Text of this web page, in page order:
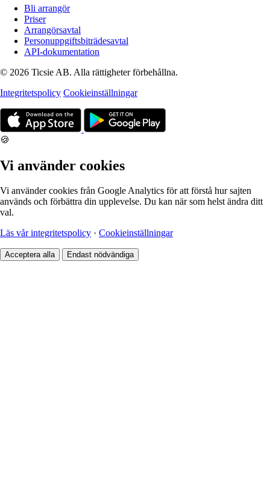
Bli arrangör
Priser
Arrangörsavtal
Personuppgiftsbiträdesavtal
API-dokumentation
© 2026 Ticsie AB. Alla rättigheter förbehållna.
Integritetspolicy Cookieinställningar
🍪
Vi använder cookies
Vi använder cookies från Google Analytics för att förstå hur sajten
används och förbättra din upplevelse. Du kan när som helst ändra ditt
val.
Läs vår integritetspolicy · Cookieinställningar
Acceptera alla Endast nödvändiga